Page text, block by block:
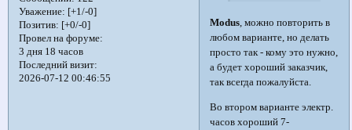
Уважение: [+1/-0]
Позитив: [+0/-0]
Провел на форуме:
3 дня 18 часов
Последний визит:
2026-07-12 00:46:55
Modus, можно повторить в
любом варианте, но делать
просто так - кому это нужно,
а будет хороший заказчик,
так всегда пожалуйста.
Во втором варианте электр.
часов хороший 7-